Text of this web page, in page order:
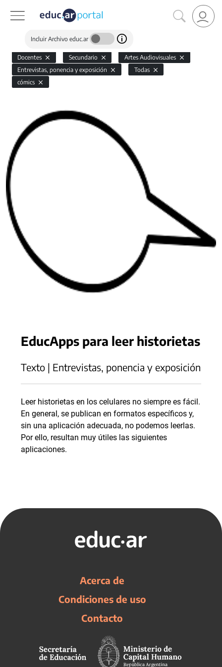
Incluir Archivo educ.ar
Docentes Secundario
Artes Audiovisuales
Entrevistas, ponencia y exposición
Todas
cómics
EducApps para leer historietas
Texto | Entrevistas, ponencia y exposición
Leer historietas en los celulares no siempre es fácil.
En general, se publican en formatos específicos y,
sin una aplicación adecuada, no podemos leerlas.
Por ello, resultan muy útiles las siguientes
aplicaciones.
Acerca de
Condiciones de uso
Contacto